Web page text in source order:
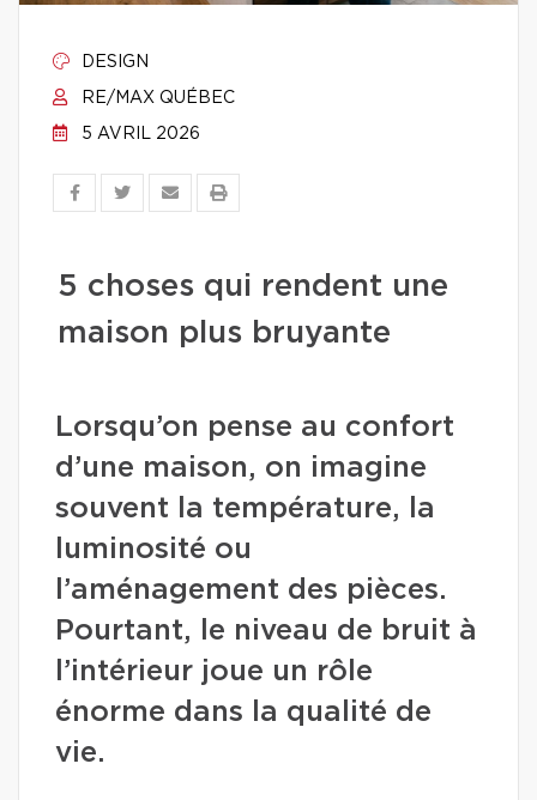
DESIGN
RE/MAX QUÉBEC
5 AVRIL 2026
5 choses qui rendent une
maison plus bruyante
Lorsqu’on pense au confort
d’une maison, on imagine
souvent la température, la
luminosité ou
l’aménagement des pièces.
Pourtant, le niveau de bruit à
l’intérieur joue un rôle
énorme dans la qualité de
vie.